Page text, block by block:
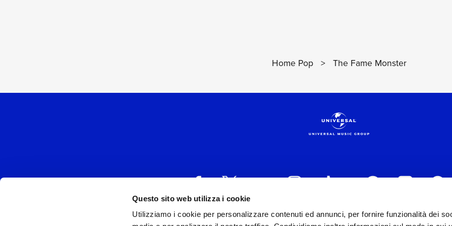
Questo sito web utilizza i cookie
Utilizziamo i cookie per personalizzare contenuti ed annunci, per fornire funzionalità dei
Home Pop > The Fame Monster